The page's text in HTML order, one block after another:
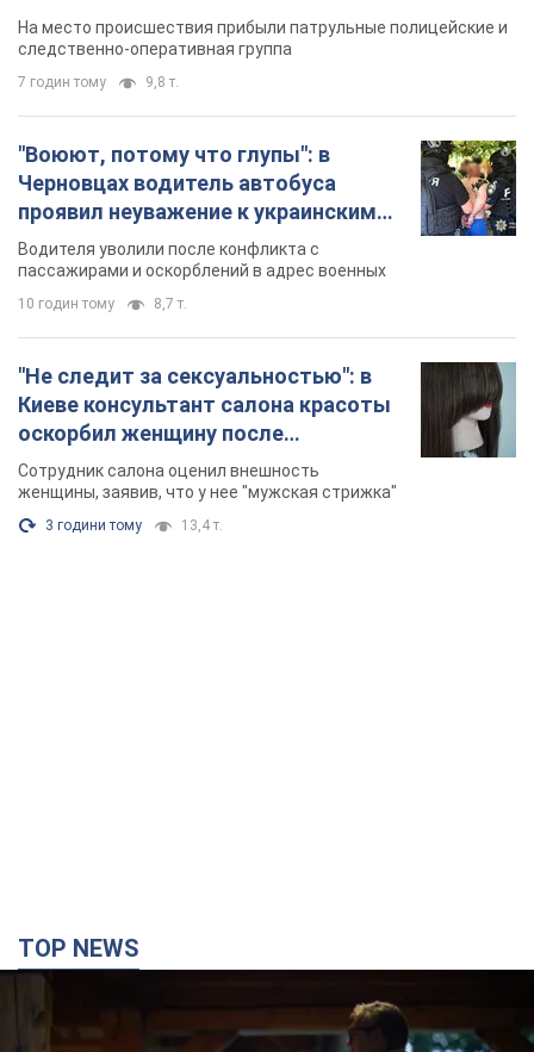
протокол. Видео
На место происшествия прибыли патрульные полицейские и
следственно-оперативная группа
7 годин тому 9,8 т.
"Воюют, потому что глупы": в
Черновцах водитель автобуса
проявил неуважение к украинским
военным и поплатился за это.
Видео
Водителя уволили после конфликта с
пассажирами и оскорблений в адрес военных
10 годин тому 8,7 т.
"Не следит за сексуальностью": в
Киеве консультант салона красоты
оскорбил женщину после
химиотерапии, разгорелся скандал.
Фото
Сотрудник салона оценил внешность
женщины, заявив, что у нее "мужская стрижка"
3 години тому 13,4 т.
TOP NEWS